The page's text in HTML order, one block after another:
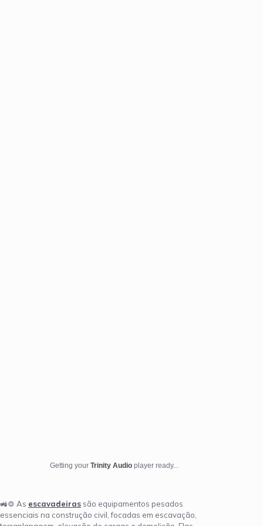
Getting your Trinity Audio player ready...
🚜⚙️ As escavadeiras são equipamentos pesados
essenciais na construção civil, focadas em escavação,